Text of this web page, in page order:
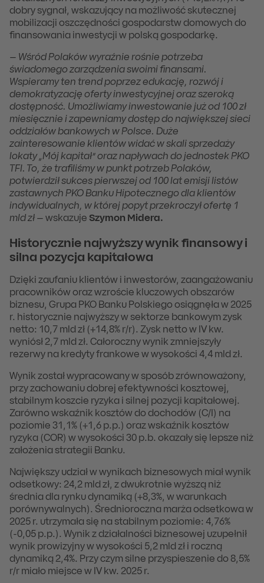
dobry sygnał, wskazujący na możliwość skutecznej
mobilizacji oszczędności gospodarstw domowych do
finansowania inwestycji w polską gospodarkę.
– Wśród Polaków wyraźnie rośnie potrzeba
świadomego zarządzenia swoimi finansami.
Wspieramy ten trend poprzez edukację, rozwój i
demokratyzację oferty inwestycyjnej oraz szeroką
dostępność. Umożliwiamy inwestowanie już od 100 zł
miesięcznie i zapewniamy dostęp do największej sieci
oddziałów bankowych w Polsce. Duże
zainteresowanie klientów widać w skali sprzedaży
lokaty „Mój kapitał” oraz napływach do jednostek PKO
TFI. To, że trafiliśmy w punkt potrzeb Polaków,
potwierdził sukces pierwszej od 100 lat emisji listów
zastawnych PKO Banku Hipotecznego dla klientów
indywidualnych, w której popyt przekroczył ofertę 1
mld zł – wskazuje Szymon Midera.
Historycznie najwyższy wynik finansowy i
silna pozycja kapitałowa
Dzięki zaufaniu klientów i inwestorów, zaangażowaniu
pracowników oraz wzroście kluczowych obszarów
biznesu, Grupa PKO Banku Polskiego osiągnęła w 2025
r. historycznie najwyższy w sektorze bankowym zysk
netto: 10,7 mld zł (+14,8% r/r). Zysk netto w IV kw.
wyniósł 2,7 mld zł. Całoroczny wynik zmniejszyły
rezerwy na kredyty frankowe w wysokości 4,4 mld zł.
Wynik został wypracowany w sposób zrównoważony,
przy zachowaniu dobrej efektywności kosztowej,
stabilnym koszcie ryzyka i silnej pozycji kapitałowej.
Zarówno wskaźnik kosztów do dochodów (C/I) na
poziomie 31,1% (+1,6 p.p.) oraz wskaźnik kosztów
ryzyka (COR) w wysokości 30 p.b. okazały się lepsze niż
założenia strategii Banku.
Największy udział w wynikach biznesowych miał wynik
odsetkowy: 24,2 mld zł, z dwukrotnie wyższą niż
średnia dla rynku dynamiką (+8,3%, w warunkach
porównywalnych). Średnioroczna marża odsetkowa w
2025 r. utrzymała się na stabilnym poziomie: 4,76%
(-0,05 p.p.). Wynik z działalności biznesowej uzupełnił
wynik prowizyjny w wysokości 5,2 mld zł i roczną
dynamiką 2,4%. Przy czym silne przyspieszenie do 8,5%
r/r miało miejsce w IV kw. 2025 r.